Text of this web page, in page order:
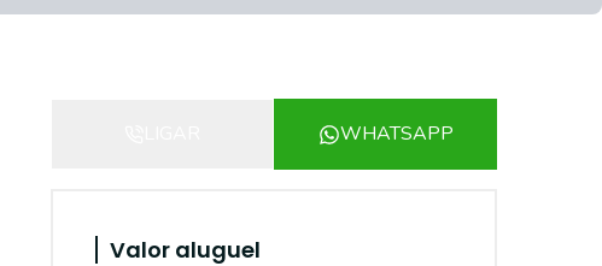
WHATSAPP
Valor aluguel